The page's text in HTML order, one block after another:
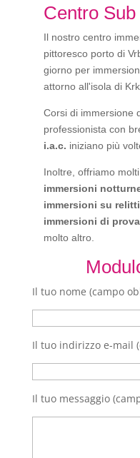
Centro
Il nostro centro
pittoresco porto di
giorno per
attorno all'isola di Krk.
Corsi di immersione
professionista con
i.a.c. iniziano più
Inoltre, offriamo
immersioni
immersioni su relitti
immersioni di prova,
molto altro.
Il tuo nome (campo
Il tuo indirizzo e-mail
Il tuo messaggio